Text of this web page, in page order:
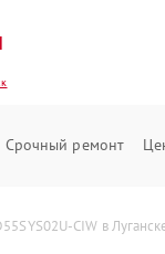
Срочный ремонт
CIW в